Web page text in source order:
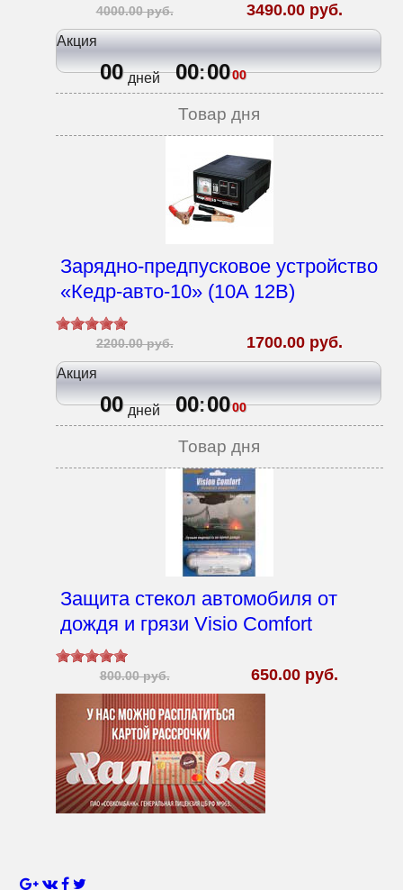
4000.00 руб. 3490.00 руб.
Акция
00 дней 00:0000
Товар дня
Зарядно-предпусковое устройство
«Кедр-авто-10» (10A 12В)
2200.00 руб. 1700.00 руб.
Акция
00 дней 00:0000
Товар дня
Защита стекол автомобиля от
дождя и грязи Visio Comfort
800.00 руб. 650.00 руб.